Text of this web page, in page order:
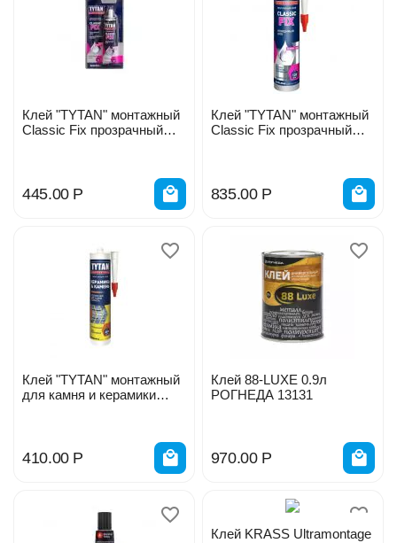
Клей "TYTAN" монтажный
Classic Fix прозрачный
445.00 Р
Клей "TYTAN" монтажный
Classic Fix прозрачный
835.00 Р
Клей "TYTAN" монтажный
для камня и керамики
410.00 Р
Клей 88-LUXE 0.9л
РОГНЕДА 13131
970.00 Р
Клей KRASS Ultramontage